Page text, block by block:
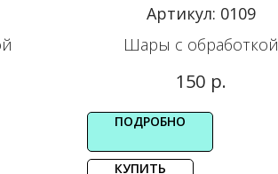
Артикул: 0109
Шары с обработкой
150 р.
ПОДРОБНО
КУПИТЬ